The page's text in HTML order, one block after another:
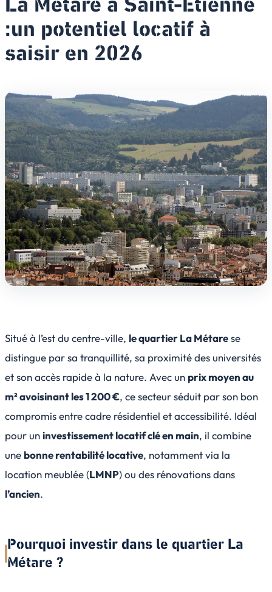
:un potentiel locatif à
saisir en 2026
Situé à l’est du centre-ville, le quartier La Métarese
distingue par sa tranquillité, sa proximité des universités
et son accès rapide à la nature. Avec un prix moyen au
m² avoisinant les 1 200 €, ce secteur séduit par son bon
compromis entre cadre résidentiel et accessibilité. Idéal
pour uninvestissement locatif clé en main, il combine
une bonne rentabilité locative, notamment via la
location meublée (LMNP) ou des rénovations dans
l’ancien.
Pourquoi investir dans le quartier La
Métare ?